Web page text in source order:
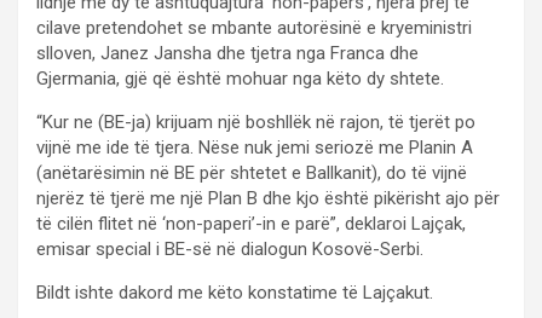
cilave pretendohet se mbante autorësinë e kryeministri
slloven, Janez Jansha dhe tjetra nga Franca dhe
Gjermania, gjë që është mohuar nga këto dy shtete.
“Kur ne (BE-ja) krijuam një boshllëk në rajon, të tjerët po
vijnë me ide të tjera. Nëse nuk jemi seriozë me Planin A
(anëtarësimin në BE për shtetet e Ballkanit), do të vijnë
njerëz të tjerë me një Plan B dhe kjo është pikërisht ajo për
të cilën flitet në ‘non-paperi’-in e parë”, deklaroi Lajçak,
emisar special i BE-së në dialogun Kosovë-Serbi.
Bildt ishte dakord me këto konstatime të Lajçakut.